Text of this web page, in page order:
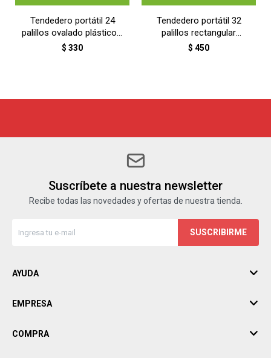
Tendedero portátil 24
palillos ovalado plástico -
CELESTE
$ 330
Tendedero portátil 32
palillos rectangular
plástico - CELESTE
$ 450
Suscríbete a nuestra newsletter
Recibe todas las novedades y ofertas de nuestra tienda.
SUSCRIBIRME
AYUDA
EMPRESA
COMPRA